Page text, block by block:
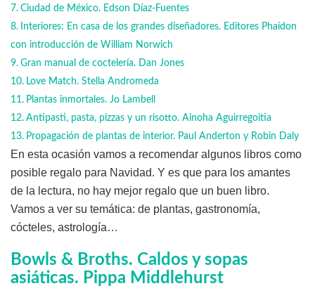
Ciudad de México. Edson Díaz-Fuentes
Interiores: En casa de los grandes diseñadores. Editores Phaidon
con introducción de William Norwich
Gran manual de coctelería. Dan Jones
Love Match. Stella Andromeda
Plantas inmortales. Jo Lambell
Antipasti, pasta, pizzas y un risotto. Ainoha Aguirregoitia
Propagación de plantas de interior. Paul Anderton y Robin Daly
En esta ocasión vamos a recomendar algunos libros como
posible regalo para Navidad. Y es que para los amantes
de la lectura, no hay mejor regalo que un buen libro.
Vamos a ver su temática: de plantas, gastronomía,
cócteles, astrología…
Bowls & Broths. Caldos y sopas
asiáticas. Pippa Middlehurst